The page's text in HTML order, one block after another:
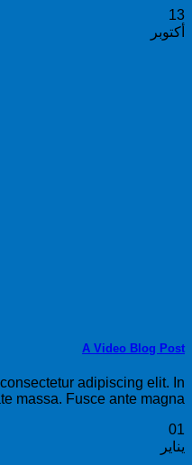
13
أكتوبر
A Video Blog Post
adipiscing elit. In
massa. Fusce ante magna, [...]
01
يناير